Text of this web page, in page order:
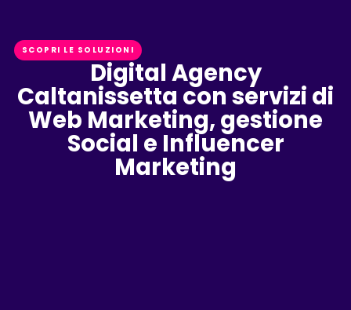
SCOPRI LE SOLUZIONI
Digital Agency
Caltanissetta con servizi di
Web Marketing, gestione
Social e Influencer
Marketing